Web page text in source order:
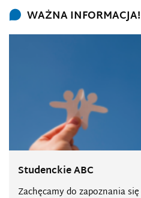
WAŻNA INFORMACJA!
Studenckie ABC
Zachęcamy do zapoznania